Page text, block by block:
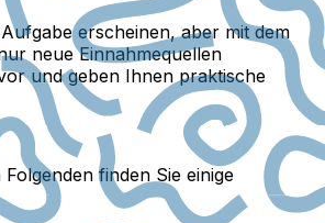
erscheinen, aber mit dem
neue Einnahmequellen
und geben Ihnen praktische
finden Sie einige